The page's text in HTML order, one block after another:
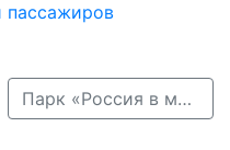
пассажиров
Парк «Россия в миниатюре» с 88 шедеврами архитектуры откроется под Нижним →